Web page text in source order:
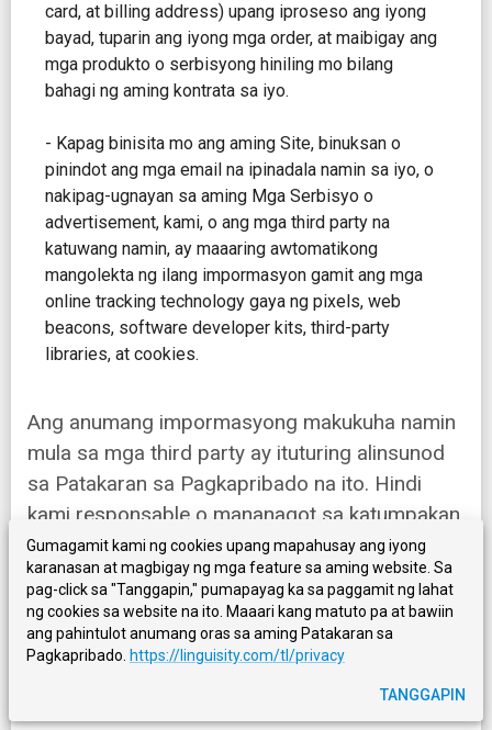
card, at billing address) upang iproseso ang iyong
bayad, tuparin ang iyong mga order, at maibigay ang
mga produkto o serbisyong hiniling mo bilang
bahagi ng aming kontrata sa iyo.
- Kapag binisita mo ang aming Site, binuksan o
pinindot ang mga email na ipinadala namin sa iyo, o
nakipag-ugnayan sa aming Mga Serbisyo o
advertisement, kami, o ang mga third party na
katuwang namin, ay maaaring awtomatikong
mangolekta ng ilang impormasyon gamit ang mga
online tracking technology gaya ng pixels, web
beacons, software developer kits, third-party
libraries, at cookies.
Ang anumang impormasyong makukuha namin
mula sa mga third party ay ituturing alinsunod
sa Patakaran sa Pagkapribado na ito. Hindi
kami responsable o mananagot sa katumpakan
ng impormasyong ibinibigay sa amin ng mga
third party, at hindi kami responsable sa mga
patakaran o gawain ng anumang third party.
Para sa karagdagang impormasyon, tingnan
ang seksyon sa ibaba tungkol sa Mga Third-
Gumagamit kami ng cookies upang mapahusay ang iyong
karanasan at magbigay ng mga feature sa aming website. Sa
pag-click sa "Tanggapin," pumapayag ka sa paggamit ng lahat
ng cookies sa website na ito. Maaari kang matuto pa at bawiin
ang pahintulot anumang oras sa aming Patakaran sa
Pagkapribado. https://linguisity.com/tl/privacy
TANGGAPIN